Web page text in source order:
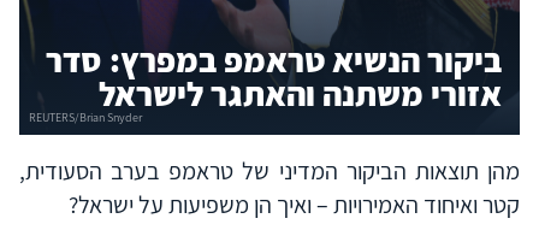
ביקור הנשיא טראמפ במפרץ: סדר
אזורי משתנה והאתגר לישראל
מהן תוצאות הביקור המדיני של טראמפ בערב הסעודית,
קטר ואיחוד האמירויות – ואיך הן משפיעות על ישראל?